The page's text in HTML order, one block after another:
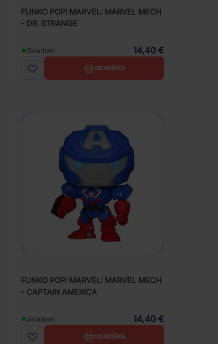
FUNKO POP! MARVEL: MARVEL MECH
- DR. STRANGE
Skladom 14,40 €
DO KOŠÍKA
FUNKO POP! MARVEL: MARVEL MECH
- CAPTAIN AMERICA
Skladom 14,40 €
DO KOŠÍKA